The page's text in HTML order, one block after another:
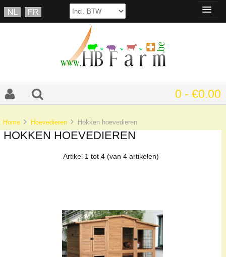
0 - €0.00
Home Hoevedieren Hokken hoevedieren
HOKKEN HOEVEDIEREN
Artikel 1 tot 4(van 4artikelen)